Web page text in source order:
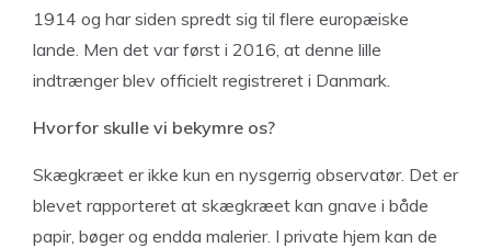
1914 og har siden spredt sig til flere europæiske
lande. Men det var først i 2016, at denne lille
indtrænger blev officielt registreret i Danmark.
Hvorfor skulle vi bekymre os?
Skægkræet er ikke kun en nysgerrig observatør. Det er
blevet rapporteret at skægkræet kan gnave i både
papir, bøger og endda malerier. I private hjem kan de